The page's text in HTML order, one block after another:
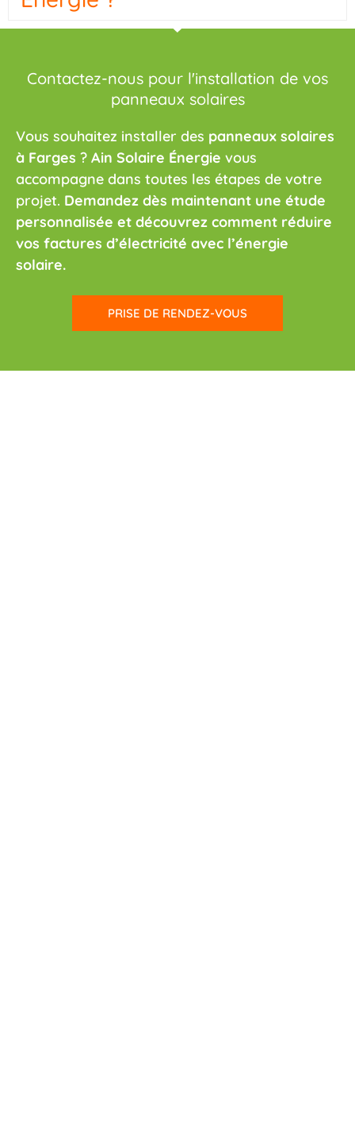
Contactez-nous pour l'installation de vos
panneaux solaires
Vous souhaitez installer des panneaux solaires
à Farges ? Ain Solaire Énergie vous
accompagne dans toutes les étapes de votre
projet. Demandez dès maintenant une étude
personnalisée et découvrez comment réduire
vos factures d’électricité avec l’énergie
solaire.
PRISE DE RENDEZ-VOUS